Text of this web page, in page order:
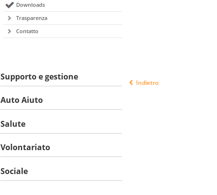
Downloads
Trasparenza
Contatto
Supporto e gestione
Auto Aiuto
Salute
Volontariato
Sociale
Indietro